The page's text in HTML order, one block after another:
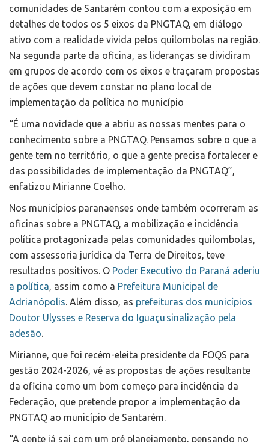
comunidades de Santarém contou com a exposição em
detalhes de todos os 5 eixos da PNGTAQ, em diálogo
ativo com a realidade vivida pelos quilombolas na região.
Na segunda parte da oficina, as lideranças se dividiram
em grupos de acordo com os eixos e traçaram propostas
de ações que devem constar no plano local de
implementação da política no município
“É uma novidade que a abriu as nossas mentes para o
conhecimento sobre a PNGTAQ. Pensamos sobre o que a
gente tem no território, o que a gente precisa fortalecer e
das possibilidades de implementação da PNGTAQ”,
enfatizou Mirianne Coelho.
Nos municípios paranaenses onde também ocorreram as
oficinas sobre a PNGTAQ, a mobilização e incidência
política protagonizada pelas comunidades quilombolas,
com assessoria jurídica da Terra de Direitos, teve
resultados positivos. O Poder Executivo do Paraná aderiu
a política, assim como a Prefeitura Municipal de
Adrianópolis. Além disso, as prefeituras dos municípios
Doutor Ulysses e Reserva do Iguaçu sinalização pela
adesão.
Mirianne, que foi recém-eleita presidente da FOQS para
gestão 2024-2026, vê as propostas de ações resultante
da oficina como um bom começo para incidência da
Federação, que pretende propor a implementação da
PNGTAQ ao município de Santarém.
“A gente já sai com um pré planejamento, pensando no